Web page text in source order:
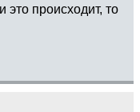
это происходит, то